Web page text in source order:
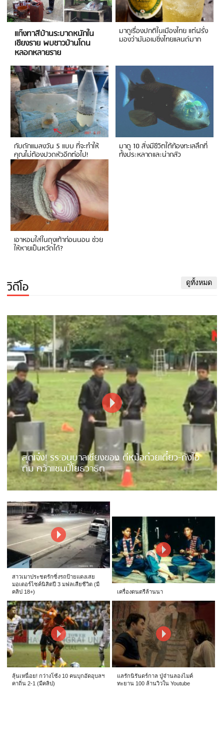
แก๊งทาสีบ้านระบาดหนักใน
เชียงราย พบชาวบ้านโดน
หลอกหลายราย
มาดูเรื่องปกติในเมืองไทย แต่ฝรั่ง
มองว่ามันอเมซิ่งไทยแลนด์มาก
กับดักแมลงวัน 5 แบบ ที่จะทำให้
คุณไม่ต้องปวดหัวอีกต่อไป!
มาดู 10 สิ่งมีชีวิตใต้ท้องทะเลลึกที่
ทั้งประหลาดและน่ากลัว
เอาหอมใส่ในถุงเท้าก่อนนอน ช่วย
ให้หายเป็นหวัดได้?
วิดีโอ ดูทั้งหมด
สุดเจ๋ง! รร.อนุบาลเชียงของ ตีหม้อก๋วยเตี๋ยว-ถังไอ
ติม คว้าแชมป์โยธวาธิต
สาวเมาประชดรักซิ่งรถป้ายแดงเสย
มอเตอร์ไซค์นิสิตปี 3 มฟลเสียชีวิต (มี
คลิป 18+)
เครื่องดนตรีล้านนา
ลุ้นเหนื่อย! กว่างโซ้ง 10 คนบุกอัดอุบลฯ
คาถิ่น 2-1 (มีคลิป)
แลรักนิรันดร์กาล ปู่จ๋านลองไมค์
ทะยาน 100 ล้านวิวใน Youtube